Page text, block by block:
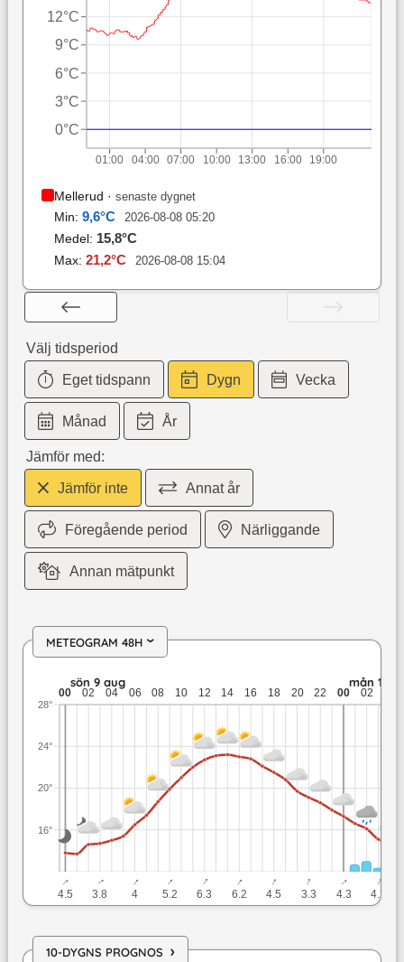
01:00 04:00 07:00 10:00 13:00 16:00 19:00
0°C
3°C
6°C
9°C
12°C
Mellerud · senaste dygnet
Min: 9,6°C 2026-08-08 05:20
Medel: 15,8°C
Max: 21,2°C 2026-08-08 15:04
Välj tidsperiod
Eget tidspann Dygn Vecka
Månad År
Jämför med:
Jämför inte Annat år
Föregående period Närliggande
Annan mätpunkt
METEOGRAM 48H ›
sön 9 aug: 23,2 till 13,7 grader: ingen nederbörd: upp till
sön 9 aug mån 10
00 02 04 06 08 10 12 14 16 18 20 22 00 02
16°
20°
24°
28°
↓
4.5
↓
3.8
↓
4
↓
5.2
↓
6.3
↓
6.2
↓
4.5
↓
3.3
↓
4.3
↓
4.2
10-DYGNS PROGNOS ›